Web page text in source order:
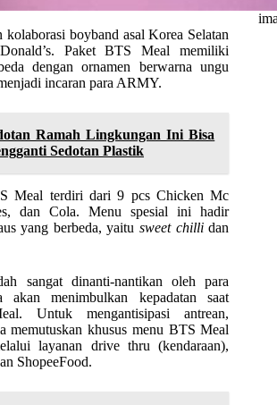
boyband asal Korea Selatan
Paket BTS Meal memiliki
dengan ornamen berwarna ungu
incaran para ARMY.
Ramah Lingkungan Ini Bisa
Sedotan Plastik
Meal terdiri dari 9 pcs Chicken Mc
dan Cola. Menu spesial ini hadir
yang berbeda, yaitusweet chillidan
sangat dinanti-nantikan oleh para
menimbulkan kepadatan saat
Untuk mengantisipasi antrean,
memutuskan khusus menu BTS Meal
layanan drive thru (kendaraan),
ShopeeFood.